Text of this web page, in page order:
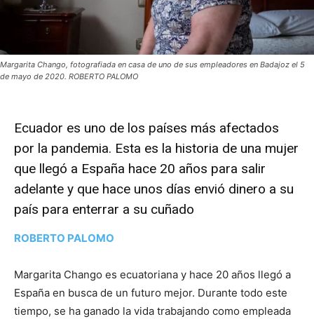
Margarita Chango, fotografiada en casa de uno de sus empleadores en Badajoz el 5
de mayo de 2020. ROBERTO PALOMO
Ecuador es uno de los países más afectados
por la pandemia. Esta es la historia de una mujer
que llegó a España hace 20 años para salir
adelante y que hace unos días envió dinero a su
país para enterrar a su cuñado
ROBERTO PALOMO
Margarita Chango es ecuatoriana y hace 20 años llegó a
España en busca de un futuro mejor. Durante todo este
tiempo, se ha ganado la vida trabajando como empleada